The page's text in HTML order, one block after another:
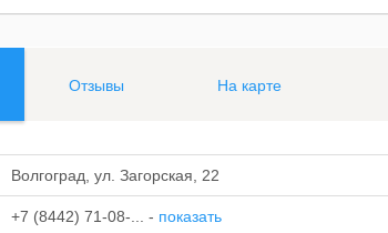
Отзывы На карте
Волгоград, ул. Загорская, 22
+7 (8442) 71-08-... - показать